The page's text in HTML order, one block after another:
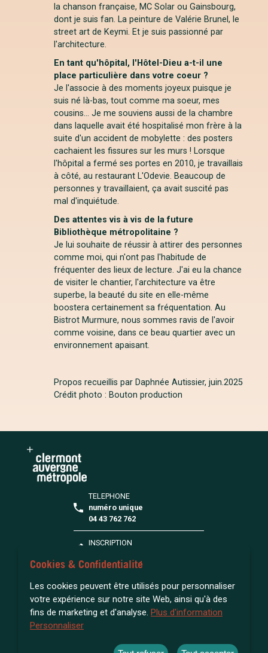
la chanson française, MC Solar ou Gainsbourg,
dont je suis fan. La peinture de Valérie Brunel, le
street art de Keymi. Et je suis passionné par
l'architecture.
En tant qu'hôpital, l'Hôtel-Dieu a-t-il une
place particulière dans votre coeur ?
Je l'associe à des moments joyeux puisque je
suis né là-bas, tout comme ma soeur, mes
cousins... Je me souviens aussi de la chambre
dans laquelle avait été hospitalisé mon frère à la
suite d'un accident de mobylette : des posters
cachaient les fissures sur les murs ! Lorsque
l'hôpital a fermé ses portes en 2010, je travaillais
à côté, au restaurant L'Odevie. Beaucoup de
personnes y travaillaient, ça avait suscité pas
mal d'inquiétude.
Des attentes vis à vis de la future
Bibliothèque métropolitaine ?
Je lui souhaite de réussir à attirer des personnes
comme moi, qui n'ont pas l'habitude de
fréquenter des lieux de lecture. J'ai eu la chance
de visiter le chantier, l'architecture va être
superbe, la beauté du site en elle-même
boostera certainement sa fréquentation. Au
Bistrot Murmure, nous sommes ravis de l'avoir
comme voisine, dans ce beau quartier avec un
environnement apaisant.
Propos recueillis par Daphnée Autissier, juin.2025
Crédit photo : Bouton production
TELEPHONE
numéro unique
04 43 762 762
INSCRIPTION
Toutes vos questions
ACCESSIBILITÉ : NON CONFORME
Cookies & Confidentialité
Les cookies peuvent être utilisés pour personnaliser
votre expérience sur notre site Web, ainsi qu'à des
fins de marketing et d'analyse. Plus d'information
Personnaliser